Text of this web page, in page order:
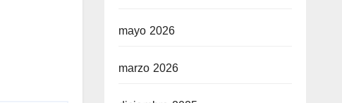
mayo 2026
marzo 2026